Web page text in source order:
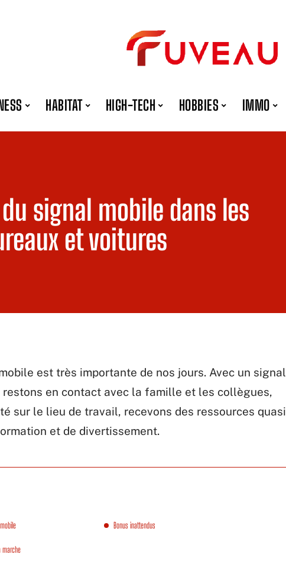
HABITAT HIGH-TECH HOBBIES IMMO
signal mobile dans les
et voitures
est très importante de nos jours. Avec un signal
en contact avec la famille et les collègues,
sur le lieu de travail, recevons des ressources quasi
et de divertissement.
marche
Bonus inattendus